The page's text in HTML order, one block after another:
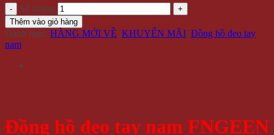
Số lượng
Thêm vào giỏ hàng
Danh mục: HÀNG MỚI VỀ, KHUYẾN MÃI, Đồng hồ đeo tay
nam
Đồng hồ đeo tay nam FNGEEN